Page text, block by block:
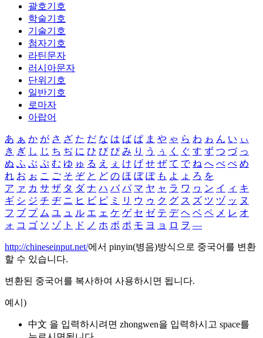
괄호기호
학술기호
기술기호
첨자기호
라틴문자
러시아문자
단위기호
일반기호
로마자
아랍어
あ ぁ か が さ ざ た だ な は ば ぱ ま や ゃ ら わ ゎ ん い ぃ
き ぎ し じ ち ぢ に ひ び ぴ み り う ぅ く ぐ す ず つ づ っ
ぬ ふ ぶ ぷ む ゆ ゅ る え ぇ け げ せ ぜ て で ね へ べ ぺ め
れ お ぉ こ ご そ ぞ と ど の ほ ぼ ぽ も よ ょ ろ を
ア ァ カ サ ザ タ ダ ナ ハ バ パ マ ヤ ャ ラ ワ ヮ ン イ ィ キ
ギ シ ジ チ ヂ ニ ヒ ビ ピ ミ リ ウ ゥ ク グ ス ズ ツ ヅ ッ ヌ
フ ブ プ ム ユ ュ ル エ ェ ケ ゲ セ ゼ テ デ ヘ ベ ペ メ レ オ
ォ コ ゴ ソ ゾ ト ド ノ ホ ボ ポ モ ヨ ョ ロ ヲ ―
http://chineseinput.net/에서 pinyin(병음)방식으로 중국어를 변환
할 수 있습니다.
변환된 중국어를 복사하여 사용하시면 됩니다.
예시)
中文 을 입력하시려면 zhongwen을 입력하시고 space를